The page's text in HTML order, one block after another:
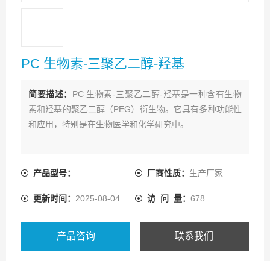
PC 生物素-三聚乙二醇-羟基
简要描述： PC 生物素-三聚乙二醇-羟基是一种含有生物
素和羟基的聚乙二醇（PEG）衍生物。它具有多种功能性
和应用，特别是在生物医学和化学研究中。
产品型号： 厂商性质： 生产厂家
更新时间： 2025-08-04 访 问 量： 678
产品咨询 联系我们